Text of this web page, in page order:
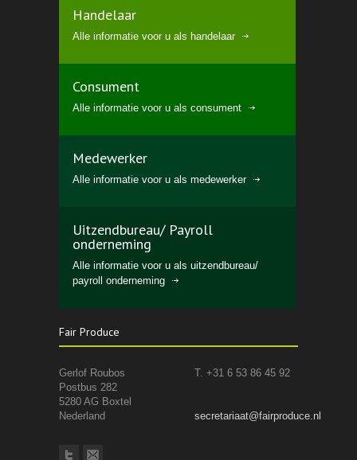
Handelaar
Alle informatie voor u als handelaar
Consument
Alle informatie voor u als consument
Medewerker
Alle informatie voor u als medewerker
Uitzendbureau/ Payroll
onderneming
Alle informatie voor u als uitzendbureau/
payroll onderneming
Fair Produce
Gerlof Roubos
T. +31 6 53 86 45 92
Postbus 282
5280 AG Boxtel
Nederland
secretariaat@fairproduce.nl